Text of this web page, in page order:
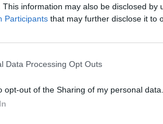
This information may also be disclosed by
Participants that may further disclose it to
Data Processing Opt Outs
opt-out of the Sharing of my personal data.
Rhein-Hunsrück-Kreis y
Gasto 5l/100km